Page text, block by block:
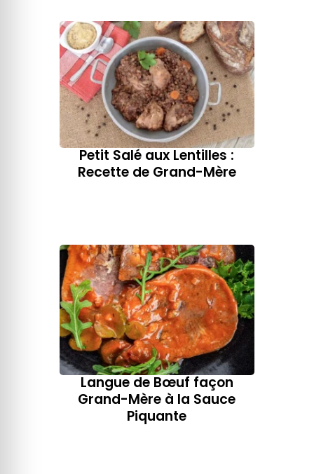
Petit Salé aux Lentilles :
Recette de Grand-Mère
Langue de Bœuf façon
Grand-Mère​ à la Sauce
Piquante